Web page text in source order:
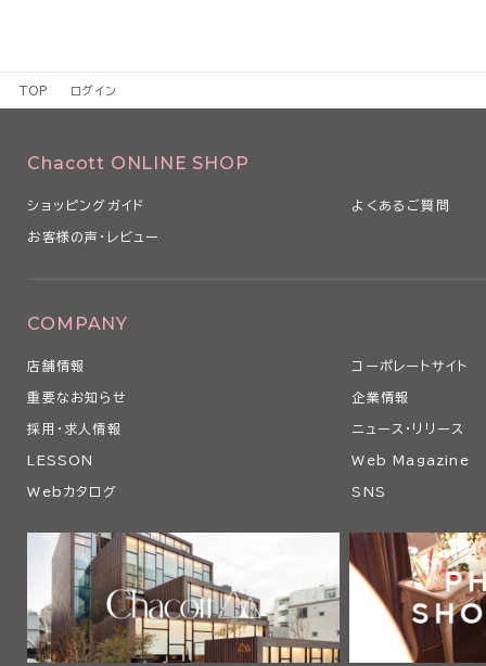
TOP ログイン
Chacott ONLINE SHOP
ショッピングガイド よくあるご質問
お客様の声・レビュー
COMPANY
店舗情報 コーポレートサイト
重要なお知らせ 企業情報
採用・求人情報 ニュース・リリース
LESSON Web Magazine
Webカタログ SNS